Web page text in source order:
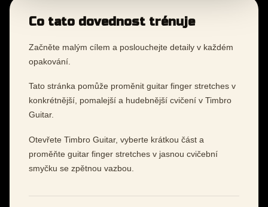
Co tato dovednost trénuje
Začněte malým cílem a poslouchejte detaily v každém
opakování.
Tato stránka pomůže proměnit guitar finger stretches v
konkrétnější, pomalejší a hudebnější cvičení v Timbro
Guitar.
Otevřete Timbro Guitar, vyberte krátkou část a
proměňte guitar finger stretches v jasnou cvičební
smyčku se zpětnou vazbou.